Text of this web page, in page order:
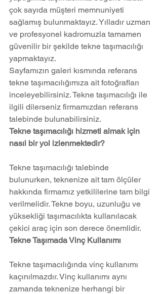
çok sayıda müşteri memnuniyeti
sağlamış bulunmaktayız. Yılladır uzman
ve profesyonel kadromuzla tamamen
güvenilir bir şekilde tekne taşımacılığı
yapmaktayız.
Sayfamızın galeri kısmında referans
tekne taşımacılığımıza ait fotoğrafları
inceleyebilirsiniz. Tekne taşımacılığı ile
ilgili dilerseniz firmamızdan referans
talebinde bulunabilirsiniz.
Tekne taşımacılığı hizmeti almak için
nasıl bir yol izlenmektedir?
Tekne taşımacılığı talebinde
bulunurken, teknenize ait tam ölçüler
hakkında firmamız yetkililerine tam bilgi
verilmelidir. Tekne boyu, uzunluğu ve
yüksekliği taşımacılıkta kullanılacak
çekici araç için son derece önemlidir.
Tekne Taşımada Vinç Kullanımı
Tekne taşımacılığında vinç kullanımı
kaçınılmazdır. Vinç kullanımı aynı
zamanda teknenize herhangi bir